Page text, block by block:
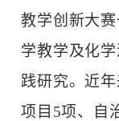
教学创新大
学教学及化
践研究。近
项目5项、自